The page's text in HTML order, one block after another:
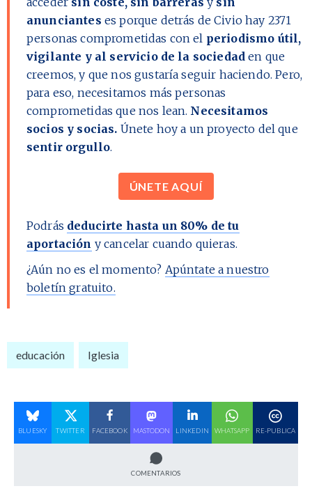
anunciantes es porque detrás de Civio hay 2371
personas comprometidas con el periodismo útil,
vigilante y al servicio de la sociedad en que
creemos, y que nos gustaría seguir haciendo. Pero,
para eso, necesitamos más personas
comprometidas que nos lean. Necesitamos
socios y socias. Únete hoy a un proyecto del que
sentir orgullo.
ÚNETE AQUÍ
Podrás deducirte hasta un 80% de tu
aportación y cancelar cuando quieras.
¿Aún no es el momento? Apúntate a nuestro
boletín gratuito.
educación Iglesia
BLUESKY TWITTER FACEBOOK MASTODON LINKEDIN WHATSAPP RE-PUBLICA
COMENTARIOS